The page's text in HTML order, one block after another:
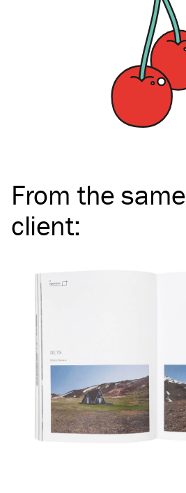
From the same
client: